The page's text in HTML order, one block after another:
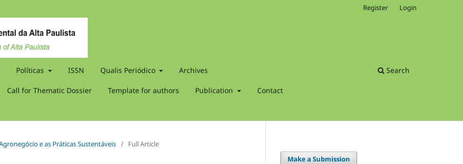
Políticas ISSN Qualis Periódico Archives
Call for Thematic Dossier Template for authors Publication Contact
Search
Register Login
e as Práticas Sustentáveis / Full Article
Make a Submission